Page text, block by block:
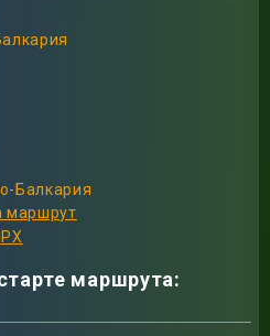
Балкария
маршрут
маршрута: